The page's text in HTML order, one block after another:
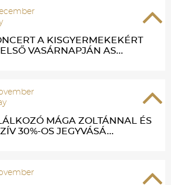
A KISGYERMEKEKÉRT
VASÁRNAPJÁN AS...
MÁGA ZOLTÁNNAL ÉS
30%-OS JEGYVÁSÁ...